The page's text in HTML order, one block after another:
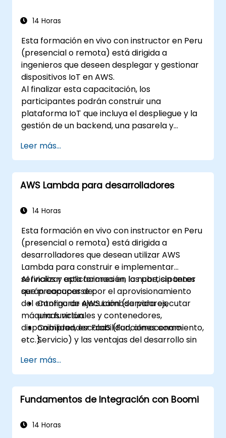
14 Horas
Esta formación en vivo con instructor en Peru
(presencial o remota) está dirigida a
ingenieros que deseen desplegar y gestionar
dispositivos IoT en AWS.
Al finalizar esta capacitación, los
participantes podrán construir una
plataforma IoT que incluya el despliegue y la
gestión de un backend, una pasarela y
Leer más...
AWS Lambda para desarrolladores
14 Horas
Esta formación en vivo con instructor en Peru
(presencial o remota) está dirigida a
desarrolladores que desean utilizar AWS
Lambda para construir e implementar
servicios y aplicaciones en la nube, sin tener
que preocuparse por el aprovisionamiento
del entorno de ejecución (servidores,
máquinas virtuales y contenedores,
disponibilidad, escalabilidad, almacenamiento,
etc.).
Al finalizar esta formación, los participantes
serán capaces de:
Configurar AWS Lambda para ejecutar
una función.
Comprender FaaS (Funciones como
Servicio) y las ventajas del desarrollo sin
Construir, cargar y ejecutar funciones de
AWS Lambda.
Integrar funciones de Lambda con
diferentes fuentes de eventos.
solucionar problemas de aplicaciones
Leer más...
Fundamentos de Integración con Boomi
14 Horas